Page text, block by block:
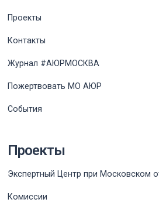
Проекты
Контакты
Журнал #АЮРМОСКВА
Пожертвовать МО АЮР
События
Проекты
Экспертный Центр при Московском
Комиссии